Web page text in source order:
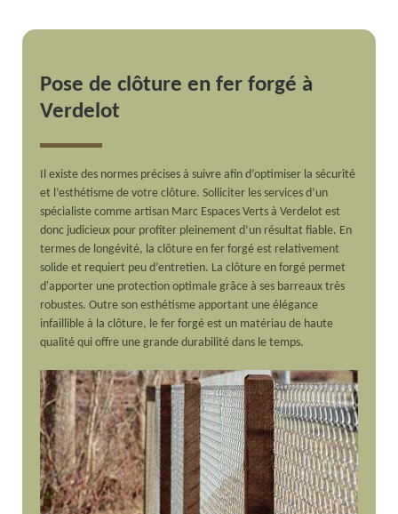
Pose de clôture en fer forgé à
Verdelot
Il existe des normes précises à suivre afin d’optimiser la sécurité
et l’esthétisme de votre clôture. Solliciter les services d’un
spécialiste comme artisan Marc Espaces Verts à Verdelot est
donc judicieux pour profiter pleinement d’un résultat fiable. En
termes de longévité, la clôture en fer forgé est relativement
solide et requiert peu d’entretien. La clôture en forgé permet
d'apporter une protection optimale grâce à ses barreaux très
robustes. Outre son esthétisme apportant une élégance
infaillible à la clôture, le fer forgé est un matériau de haute
qualité qui offre une grande durabilité dans le temps.